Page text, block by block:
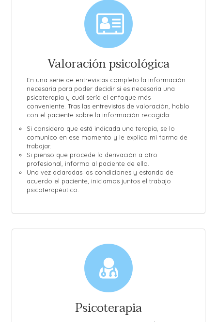
Valoración psicológica
En una serie de entrevistas completo la información
necesaria para poder decidir si es necesaria una
psicoterapia y cuál sería el enfoque más
conveniente. Tras las entrevistas de valoración, hablo
con el paciente sobre la información recogida:
Si considero que está indicada una terapia, se lo
comunico en ese momento y le explico mi forma de
trabajar.
Si pienso que procede la derivación a otro
profesional, informo al paciente de ello.
Una vez aclaradas las condiciones y estando de
acuerdo el paciente, iniciamos juntos el trabajo
psicoterapéutico.
Psicoterapia